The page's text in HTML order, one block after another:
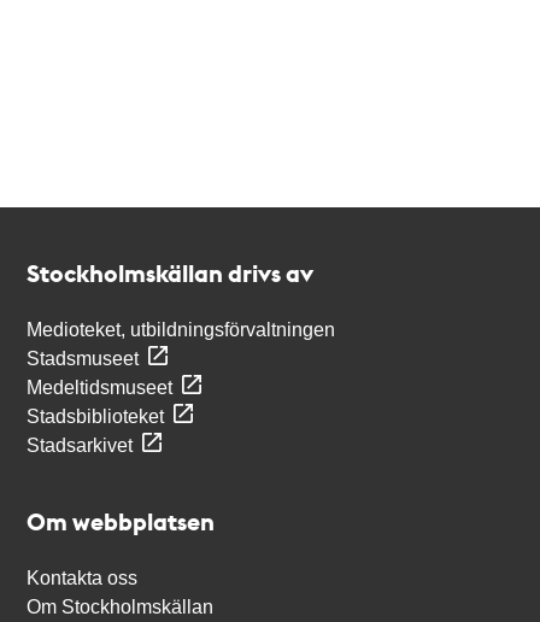
Stockholmskällan drivs av
Medioteket, utbildningsförvaltningen
Stadsmuseet
Medeltidsmuseet
Stadsbiblioteket
Stadsarkivet
Om webbplatsen
Kontakta oss
Om Stockholmskällan